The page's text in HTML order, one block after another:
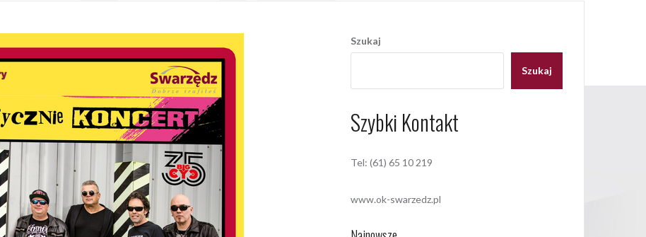
Szukaj
Szukaj
Szybki Kontakt
Tel: (61) 65 10 219
www.ok-swarzedz.pl